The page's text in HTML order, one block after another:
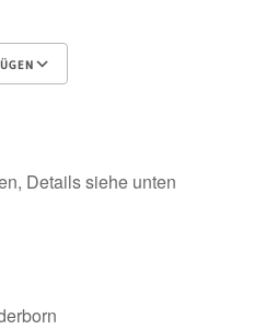
Details siehe unten